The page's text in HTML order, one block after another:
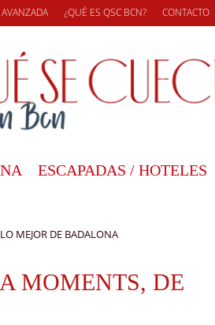
¿QUÉ ES QSC BCN? CONTACTO
ESCAPADAS / HOTELES
MEJOR DE BADALONA
MOMENTS, DE